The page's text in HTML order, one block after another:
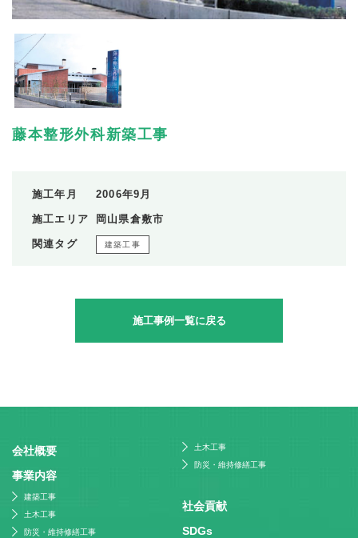
藤本整形外科新築工事
施工年月 2006年9月
施工エリア 岡山県倉敷市
関連タグ 建築工事
施工事例一覧に戻る
会社概要
事業内容
建築工事
土木工事
防災・維持修繕工事
土木工事
防災・維持修繕工事
社会貢献
SDGs